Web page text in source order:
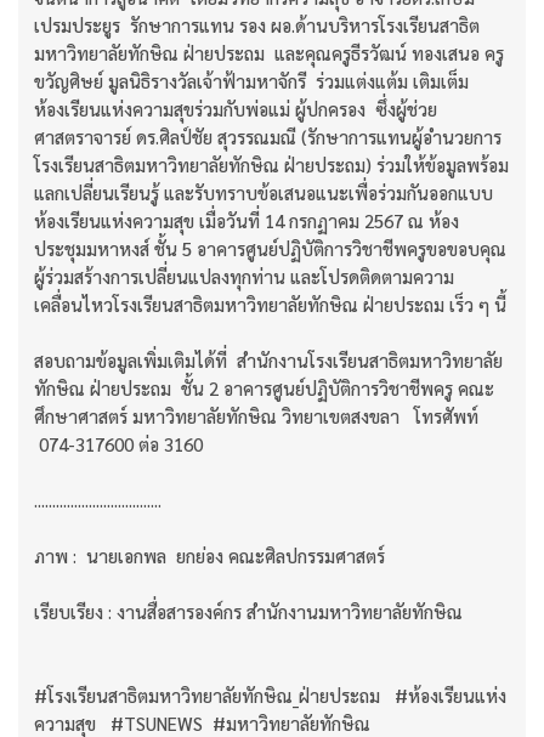
เปรมประยูร รักษาการแทน รอง ผอ.ด้านบริหารโรงเรียนสาธิต
มหาวิทยาลัยทักษิณ ฝ่ายประถม และคุณครูธีรวัฒน์ ทองเสนอ ครู
ขวัญศิษย์ มูลนิธิรางวัลเจ้าฟ้ามหาจักรี ร่วมแต่งแต้ม เติมเต็ม
ห้องเรียนแห่งความสุขร่วมกับพ่อแม่ ผู้ปกครอง ซึ่งผู้ช่วย
ศาสตราจารย์ ดร.ศิลป์ชัย สุวรรณมณี (รักษาการแทนผู้อำนวยการ
โรงเรียนสาธิตมหาวิทยาลัยทักษิณ ฝ่ายประถม) ร่วมให้ข้อมูลพร้อม
แลกเปลี่ยนเรียนรู้ และรับทราบข้อเสนอแนะเพื่อร่วมกันออกแบบ
ห้องเรียนแห่งความสุข เมื่อวันที่ 14 กรกฏาคม 2567 ณ ห้อง
ประชุมมหาหงส์ ชั้น 5 อาคารศูนย์ปฏิบัติการวิชาชีพครูขอขอบคุณ
ผู้ร่วมสร้างการเปลี่ยนแปลงทุกท่าน และโปรดติดตามความ
เคลื่อนไหวโรงเรียนสาธิตมหาวิทยาลัยทักษิณ ฝ่ายประถม เร็ว ๆ นี้
สอบถามข้อมูลเพิ่มเติมได้ที่ สำนักงานโรงเรียนสาธิตมหาวิทยาลัย
ทักษิณ ฝ่ายประถม ชั้น 2 อาคารศูนย์ปฏิบัติการวิชาชีพครู คณะ
ศึกษาศาสตร์ มหาวิทยาลัยทักษิณ วิทยาเขตสงขลา โทรศัพท์
074-317600 ต่อ 3160
...................................
ภาพ : นายเอกพล ยกย่อง คณะศิลปกรรมศาสตร์
เรียบเรียง : งานสื่อสารองค์กร สำนักงานมหาวิทยาลัยทักษิณ
#โรงเรียนสาธิตมหาวิทยาลัยทักษิณ_ฝ่ายประถม #ห้องเรียนแห่ง
ความสุข #TSUNEWS #มหาวิทยาลัยทักษิณ